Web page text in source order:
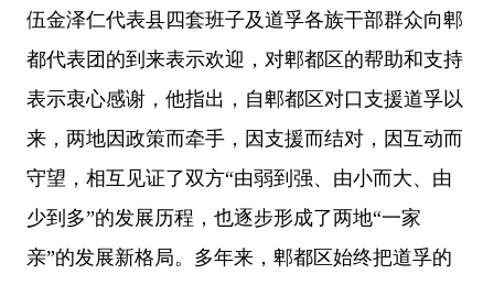
伍金泽仁代表县四套班子及道孚各族干部群众向郫
都代表团的到来表示欢迎，对郫都区的帮助和支持
表示衷心感谢，他指出，自郫都区对口支援道孚以
来，两地因政策而牵手，因支援而结对，因互动而
守望，相互见证了双方“由弱到强、由小而大、由
少到多”的发展历程，也逐步形成了两地“一家
亲”的发展新格局。多年来，郫都区始终把道孚的